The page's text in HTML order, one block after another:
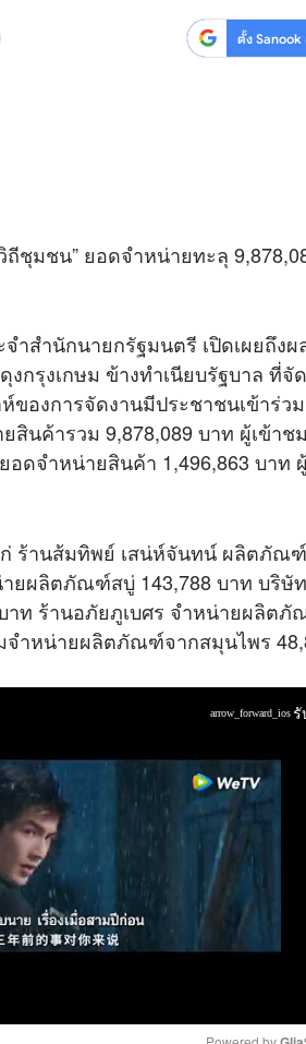
ตั้ง Sanook
ถีชุมชน” ยอดจำหน่ายทะลุ
ำสำนักนายกรัฐมนตรี เปิดเผยถึงผ
กรุงเกษม ข้างทำเนียบรัฐบาล ที่จั
ของการจัดงานมีประชาชนเข้าร่ว
นค้ารวม 9,878,089 บาท ผู้เข้าช
ดจำหน่ายสินค้า 1,496,863 บาท
ร้านส้มทิพย์ เสน่ห์จันทน์ ผลิตภัณ
ยผลิตภัณฑ์สบู่ 143,788 บาท บริษั
าท ร้านอภัยภูเบศร จำหน่ายผลิต
จำหน่ายผลิตภัณฑ์จากสมุนไพร
arrow_forward_ios รั